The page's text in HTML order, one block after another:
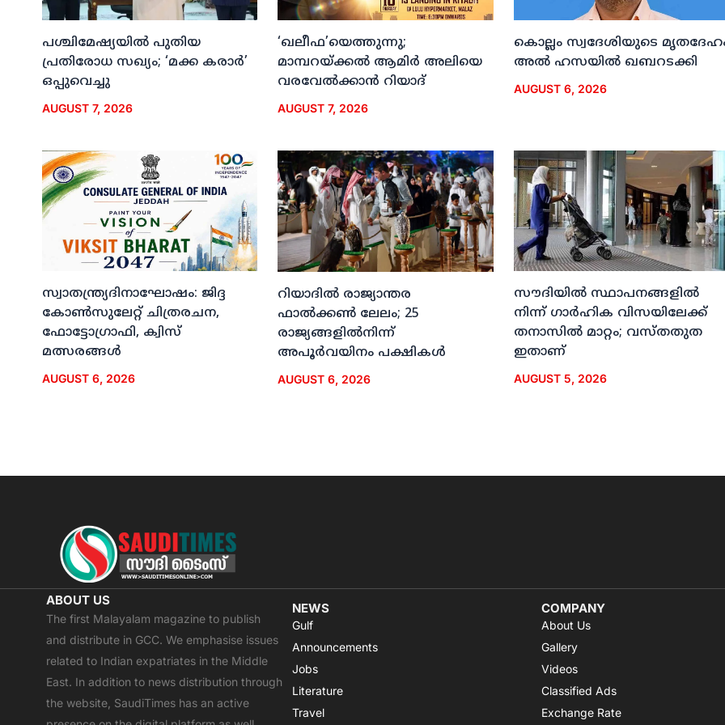
പശ്ചിമേഷ്യയില്‍ പുതിയ
പ്രതിരോധ സഖ്യം; ‘മക്ക കരാര്‍’
ഒപ്പുവെച്ചു
AUGUST 7, 2026
‘ഖലീഫ’യെത്തുന്നു;
മാമ്പറയ്ക്കല്‍ ആമിര്‍ അലിയെ
വരവേല്‍ക്കാന്‍ റിയാദ്
AUGUST 7, 2026
കൊല്ലം സ്വദേശിയുടെ
അല്‍ ഹസയില്‍ ഖബറടക്കി
AUGUST 6, 2026
സ്വാതന്ത്ര്യദിനാഘോഷം: ജിദ്ദ
കോണ്‍സുലേറ്റ് ചിത്രരചന,
ഫോട്ടോഗ്രാഫി, ക്വിസ്
മത്സരങ്ങള്‍
AUGUST 6, 2026
റിയാദില്‍ രാജ്യാന്തര
ഫാല്‍ക്കണ്‍ ലേലം; 25
രാജ്യങ്ങളില്‍നിന്ന്
അപൂര്‍വയിനം പക്ഷികള്‍
AUGUST 6, 2026
സൗദിയില്‍ സ്ഥാപനങ്ങളില്‍
നിന്ന് ഗാര്‍ഹിക വിസയിലേക്ക്
തനാസില്‍ മാറ്റം; വസ്തതുത
ഇതാണ്
AUGUST 5, 2026
ABOUT US
The first Malayalam magazine to publish
and distribute in GCC. We emphasise issues
related to Indian expatriates in the Middle
East. In addition to news distribution through
the website, SaudiTimes has an active
NEWS
Gulf
Announcements
Jobs
Literature
Travel
COMPANY
About Us
Gallery
Videos
Classified Ads
Exchange Rate